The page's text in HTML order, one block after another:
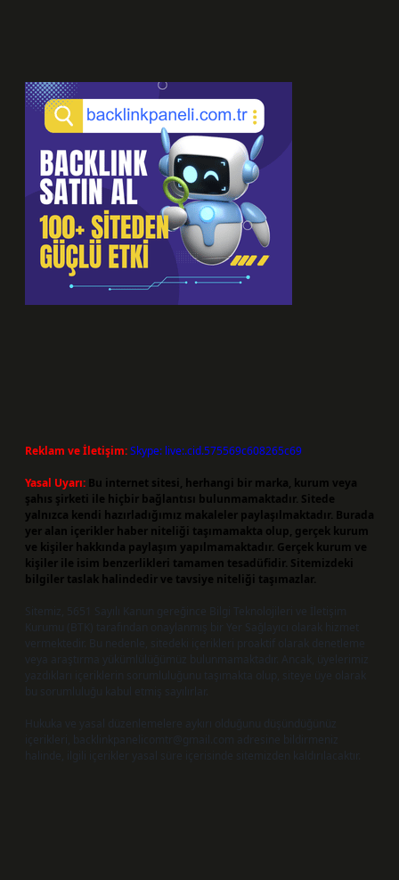
Reklam ve İletişim:Skype: live:.cid.575569c608265c69
Yasal Uyarı: Bu internet sitesi, herhangi bir marka, kurum veya
şahıs şirketi ile hiçbir bağlantısı bulunmamaktadır. Sitede
yalnızca kendi hazırladığımız makaleler paylaşılmaktadır. Burada
yer alan içerikler haber niteliği taşımamakta olup, gerçek kurum
ve kişiler hakkında paylaşım yapılmamaktadır. Gerçek kurum ve
kişiler ile isim benzerlikleri tamamen tesadüfidir. Sitemizdeki
bilgiler taslak halindedir ve tavsiye niteliği taşımazlar.
Sitemiz, 5651 Sayılı Kanun gereğince Bilgi Teknolojileri ve İletişim
Kurumu (BTK) tarafından onaylanmış bir Yer Sağlayıcı olarak hizmet
vermektedir. Bu nedenle, sitedeki içerikleri proaktif olarak denetleme
veya araştırma yükümlülüğümüz bulunmamaktadır. Ancak, üyelerimiz
yazdıkları içeriklerin sorumluluğunu taşımakta olup, siteye üye olarak
bu sorumluluğu kabul etmiş sayılırlar.
Hukuka ve yasal düzenlemelere aykırı olduğunu düşündüğünüz
içerikleri, backlinkpanelicomtr@gmail.com adresine bildirmeniz
halinde, ilgili içerikler yasal süre içerisinde sitemizden kaldırılacaktır.